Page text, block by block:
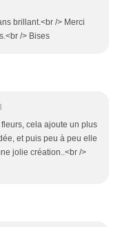
brillant.<br /> Merci
/> Bises
cela ajoute un plus
et puis peu à peu elle
jolie création..<br />